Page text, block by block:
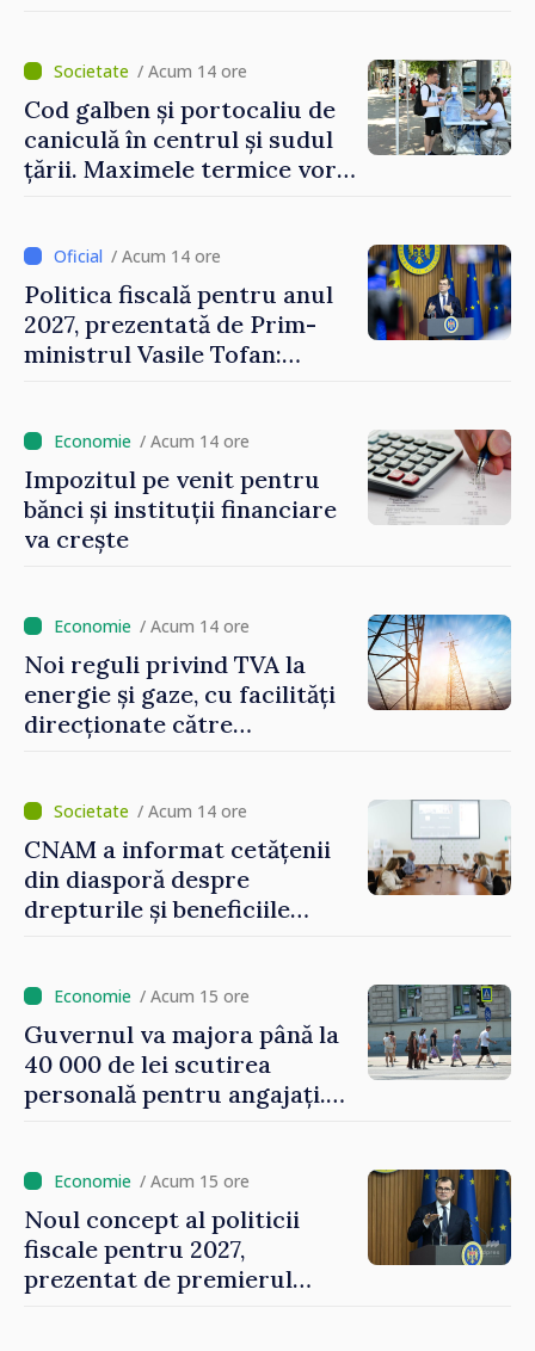
/ Acum 14 ore
Cod galben și portocaliu de
caniculă în centrul și sudul
țării. Maximele termice vor
/ Acum 14 ore
Politica fiscală pentru anul
2027, prezentată de Prim-
ministrul Vasile Tofan:
taxare mai echitabilă
/ Acum 14 ore
Impozitul pe venit pentru
bănci și instituții financiare
va crește
/ Acum 14 ore
Noi reguli privind TVA la
energie și gaze, cu facilități
direcționate către
/ Acum 14 ore
CNAM a informat cetățenii
din diasporă despre
drepturile și beneficiile
/ Acum 15 ore
Guvernul va majora până la
40 000 de lei scutirea
personală pentru angajați.
oamenilor”/ Acum 15 ore
Noul concept al politicii
fiscale pentru 2027,
prezentat de premierul